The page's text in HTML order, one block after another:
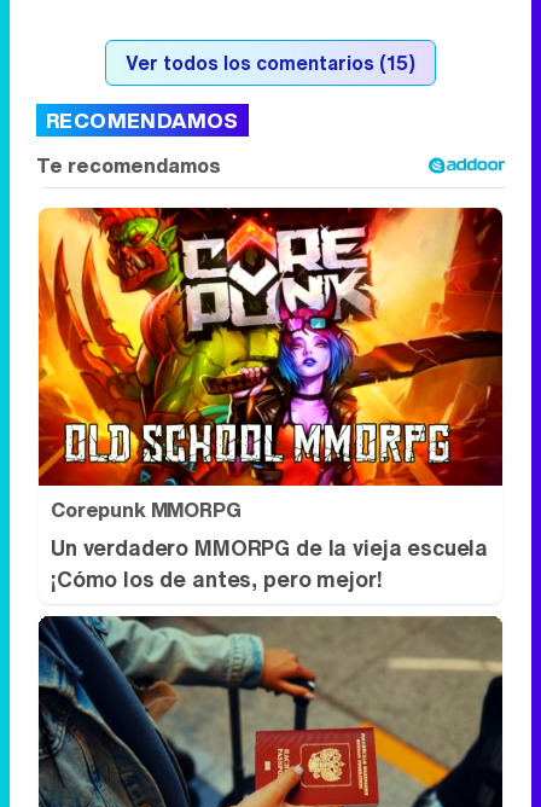
Ver todos los comentarios (15)
RECOMENDAMOS
Corepunk MMORPG